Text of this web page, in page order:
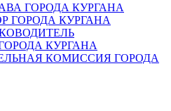
ГОРОДА КУРГАНА
ГОРОДА КУРГАНА
КУРГАНА
КОМИССИЯ ГОРОДА